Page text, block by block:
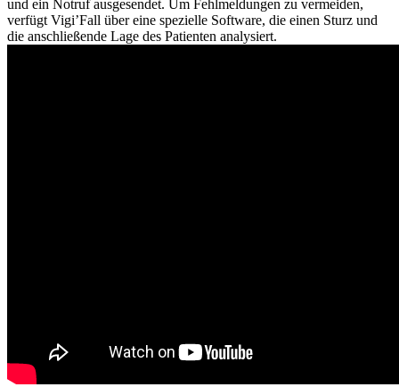
und ein Notruf ausgesendet. Um Fehlmeldungen zu vermeiden,
verfügt Vigi’Fall über eine spezielle Software, die einen Sturz und
die anschließende Lage des Patienten analysiert.